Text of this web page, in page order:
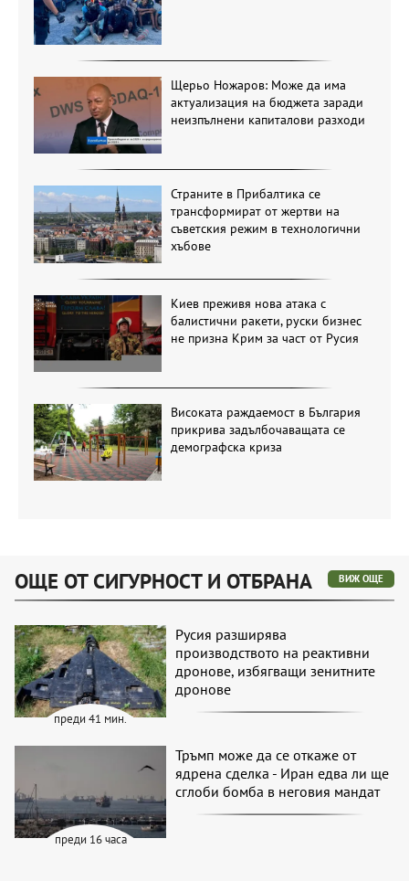
Щерьо Ножаров: Може да има
актуализация на бюджета заради
неизпълнени капиталови разходи
Страните в Прибалтика се
трансформират от жертви на
съветския режим в технологични
хъбове
Киев преживя нова атака с
балистични ракети, руски бизнес
не призна Крим за част от Русия
Високата раждаемост в България
прикрива задълбочаващата се
демографска криза
ОЩЕ ОТ СИГУРНОСТ И ОТБРАНА ВИЖ ОЩЕ
преди 41 мин.
Русия разширява
производството на реактивни
дронове, избягващи зенитните
дронове
преди 16 часа
Тръмп може да се откаже от
ядрена сделка - Иран едва ли ще
сглоби бомба в неговия мандат